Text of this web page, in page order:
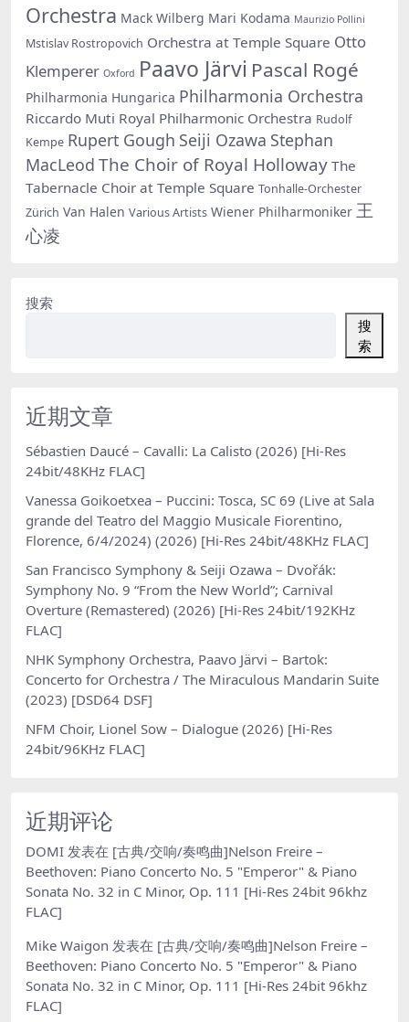
Orchestra Mack Wilberg Mari Kodama Maurizio Pollini
Mstislav Rostropovich Orchestra at Temple Square Otto
Klemperer Oxford Paavo Järvi Pascal Rogé
Philharmonia Hungarica Philharmonia Orchestra
Riccardo Muti Royal Philharmonic Orchestra Rudolf
Kempe Rupert Gough Seiji Ozawa Stephan
MacLeod The Choir of Royal Holloway The
Tabernacle Choir at Temple Square Tonhalle-Orchester
Zürich Van Halen Various Artists Wiener Philharmoniker 王
心凌
搜索
搜
索
近期文章
Sébastien Daucé – Cavalli: La Calisto (2026) [Hi-Res
24bit/48KHz FLAC]
Vanessa Goikoetxea – Puccini: Tosca, SC 69 (Live at Sala
grande del Teatro del Maggio Musicale Fiorentino,
Florence, 6/4/2024) (2026) [Hi-Res 24bit/48KHz FLAC]
San Francisco Symphony & Seiji Ozawa – Dvořák:
Symphony No. 9 “From the New World”; Carnival
Overture (Remastered) (2026) [Hi-Res 24bit/192KHz
FLAC]
NHK Symphony Orchestra, Paavo Järvi – Bartok:
Concerto for Orchestra / The Miraculous Mandarin Suite
(2023) [DSD64 DSF]
NFM Choir, Lionel Sow – Dialogue (2026) [Hi-Res
24bit/96KHz FLAC]
近期评论
DOMI 发表在 [古典/交响/奏鸣曲]Nelson Freire –
Beethoven: Piano Concerto No. 5 "Emperor" & Piano
Sonata No. 32 in C Minor, Op. 111 [Hi-Res 24bit 96khz
FLAC]
Mike Waigon 发表在 [古典/交响/奏鸣曲]Nelson Freire –
Beethoven: Piano Concerto No. 5 "Emperor" & Piano
Sonata No. 32 in C Minor, Op. 111 [Hi-Res 24bit 96khz
FLAC]